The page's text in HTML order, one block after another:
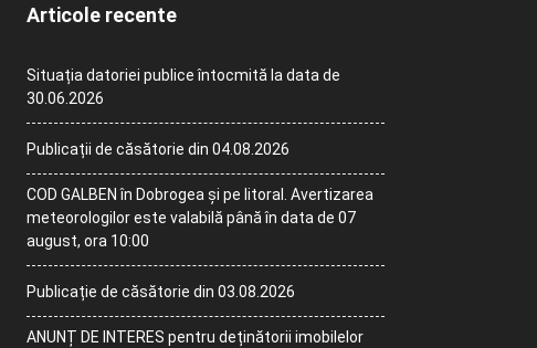
Articole recente
Situația datoriei publice întocmită la data de
30.06.2026
Publicații de căsătorie din 04.08.2026
COD GALBEN în Dobrogea și pe litoral. Avertizarea
meteorologilor este valabilă până în data de 07
august, ora 10:00
Publicație de căsătorie din 03.08.2026
ANUNȚ DE INTERES pentru deținătorii imobilelor